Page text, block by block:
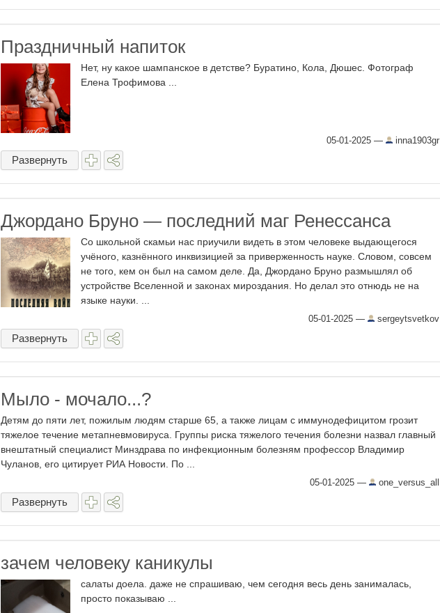
Праздничный напиток
Нет, ну какое шампанское в детстве? Буратино, Кола, Дюшес. Фотограф
Елена Трофимова ...
05-01-2025 — inna1903gr
Развернуть
Джордано Бруно — последний маг Ренессанса
Со школьной скамьи нас приучили видеть в этом человеке выдающегося
учёного, казнённого инквизицией за приверженность науке. Словом, совсем
не того, кем он был на самом деле. Да, Джордано Бруно размышлял об
устройстве Вселенной и законах мироздания. Но делал это отнюдь не на
языке науки. ...
05-01-2025 — sergeytsvetkov
Развернуть
Мыло - мочало...?
Детям до пяти лет, пожилым людям старше 65, а также лицам с иммунодефицитом грозит
тяжелое течение метапневмовируса. Группы риска тяжелого течения болезни назвал главный
внештатный специалист Минздрава по инфекционным болезням профессор Владимир
Чуланов, его цитирует РИА Новости. По ...
05-01-2025 — one_versus_all
Развернуть
зачем человеку каникулы
салаты доела. даже не спрашиваю, чем сегодня весь день занималась,
просто показываю ...